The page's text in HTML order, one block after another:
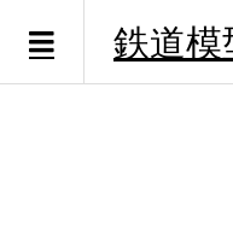
鉄道